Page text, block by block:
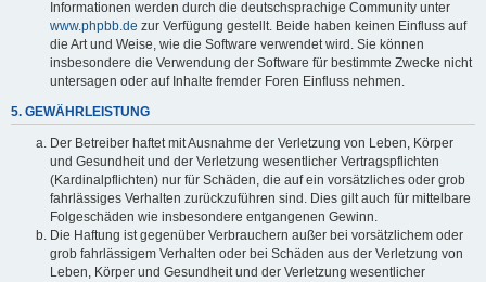
Informationen werden durch die deutschsprachige Community unter
www.phpbb.de zur Verfügung gestellt. Beide haben keinen Einfluss auf
die Art und Weise, wie die Software verwendet wird. Sie können
insbesondere die Verwendung der Software für bestimmte Zwecke nicht
untersagen oder auf Inhalte fremder Foren Einfluss nehmen.
5. GEWÄHRLEISTUNG
Der Betreiber haftet mit Ausnahme der Verletzung von Leben, Körper
und Gesundheit und der Verletzung wesentlicher Vertragspflichten
(Kardinalpflichten) nur für Schäden, die auf ein vorsätzliches oder grob
fahrlässiges Verhalten zurückzuführen sind. Dies gilt auch für mittelbare
Folgeschäden wie insbesondere entgangenen Gewinn.
Die Haftung ist gegenüber Verbrauchern außer bei vorsätzlichem oder
grob fahrlässigem Verhalten oder bei Schäden aus der Verletzung von
Leben, Körper und Gesundheit und der Verletzung wesentlicher